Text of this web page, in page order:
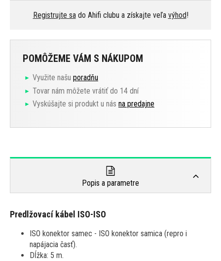
Registrujte sado Ahifi clubu a získajte veľa výhod!
POMÔŽEME VÁM S NÁKUPOM
Využite našu poradňu
Tovar nám môžete vrátiť do 14 dní
Vyskúšajte si produkt u nás na predajne
Popis a parametre
Predlžovací kábel ISO-ISO
ISO konektor samec - ISO konektor samica (repro i
napájacia časť).
Dĺžka: 5 m.